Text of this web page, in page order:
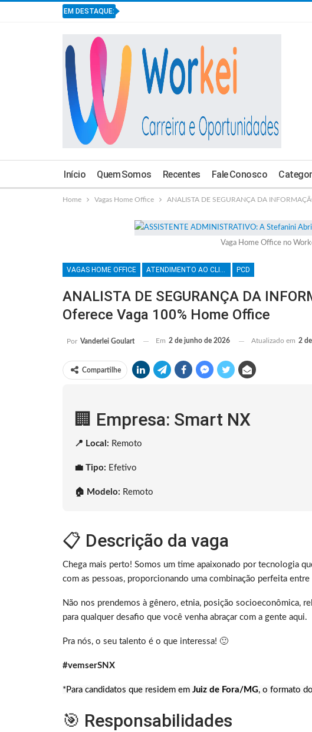
EM DESTAQUE:
Início Quem Somos Recentes Fale Conosco
Home Vagas Home Office ANALISTA DE SEGURANÇA DA
Vaga Home Office no
VAGAS HOME OFFICE ATENDIMENTO AO CLIENTE PCD
ANALISTA DE SEGURANÇA DA
Oferece Vaga 100% Home Office
Por Vanderlei Goulart Em 2 de junho de 2026 Atualizado em 2
Compartilhe
🏢 Empresa: Smart NX
📍 Local: Remoto
💼 Tipo: Efetivo
🏠 Modelo: Remoto
📋 Descrição da vaga
Chega mais perto! Somos um time apaixonado por tecnologia
com as pessoas, proporcionando uma combinação perfeita
Não nos prendemos à gênero, etnia, posição socioeconômica,
para qualquer desafio que você venha abraçar com a gente aqui.
Pra nós, o seu talento é o que interessa! 🙂
#vemserSNX
*Para candidatos que residem em Juiz de Fora/MG, o formato
🎯 Responsabilidades